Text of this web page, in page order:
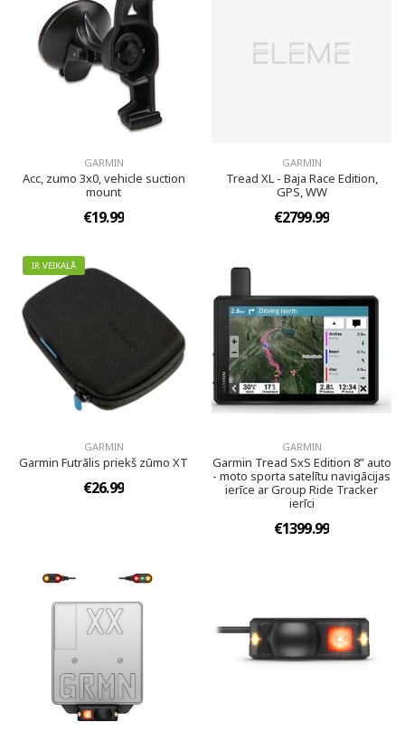
GARMIN
Acc, zumo 3x0, vehicle suction
mount
€19.99
GARMIN
Tread XL - Baja Race Edition,
GPS, WW
€2799.99
IR VEIKALĀ
GARMIN
Garmin Futrālis priekš zūmo XT
€26.99
GARMIN
Garmin Tread SxS Edition 8” auto
- moto sporta satelītu navigācijas
ierīce ar Group Ride Tracker
ierīci
€1399.99